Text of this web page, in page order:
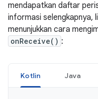
mendapatkan daftar
informasi selengkapnya,
menunjukkan cara
onReceive() :
Kotlin Java